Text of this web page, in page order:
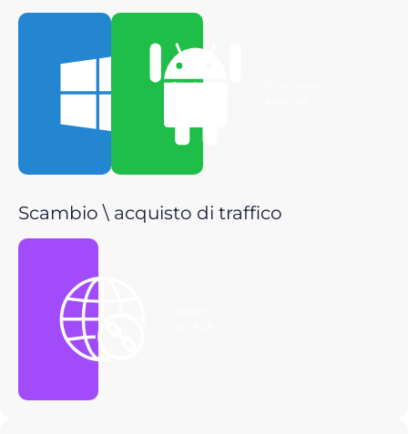
Scarica per
Scambio \ acquisto di traffico